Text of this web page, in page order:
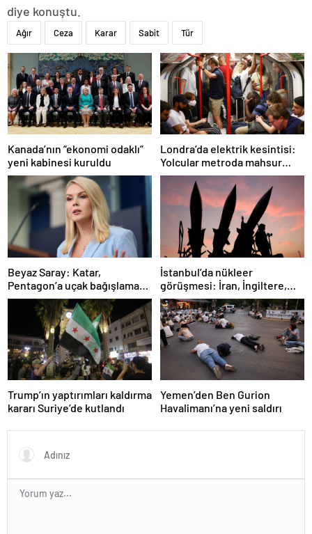
diye konuştu.
Ağır Ceza Karar Sabit Tür
Kanada’nın “ekonomi odaklı”
yeni kabinesi kuruldu
Londra’da elektrik kesintisi:
Yolcular metroda mahsur
kaldı
Beyaz Saray: Katar,
Pentagon’a uçak bağışlamayı
teklif etti
İstanbul’da nükleer
görüşmesi: İran, İngiltere,
Fransa ve Almanya buluşacak
Trump’ın yaptırımları kaldırma
kararı Suriye’de kutlandı
Yemen’den Ben Gurion
Havalimanı’na yeni saldırı